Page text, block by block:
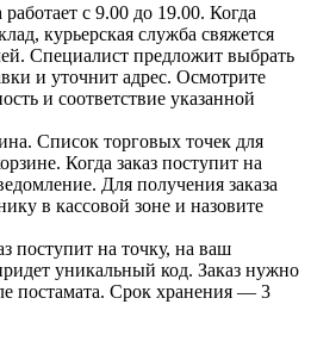
работает с 9.00 до 19.00. Когда
курьерская служба свяжется
Специалист предложит выбрать
и уточнит адрес. Осмотрите
и соответствие указанной
Список торговых точек для
Когда заказ поступит на
Для получения заказа
в кассовой зоне и назовите
поступит на точку, на ваш
уникальный код. Заказ нужно
постамата. Срок хранения — 3